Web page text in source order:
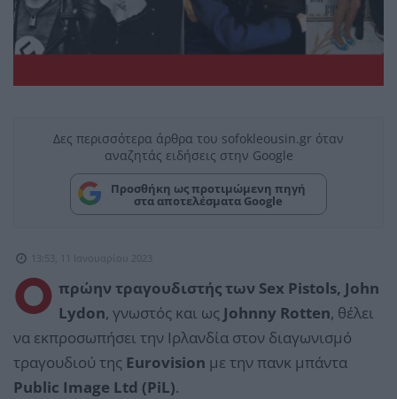
Δες περισσότερα άρθρα του sofokleousin.gr όταν
αναζητάς ειδήσεις στην Google
Προσθήκη ως προτιμώμενη πηγή
στα αποτελέσματα Google
13:53, 11 Ιανουαρίου 2023
Ο πρώην τραγουδιστής των Sex Pistols, John
Lydon, γνωστός και ως Johnny Rotten, θέλει
να εκπροσωπήσει την Ιρλανδία στον διαγωνισμό
τραγουδιού της Eurovision με την πανκ μπάντα
Public Image Ltd (PiL).